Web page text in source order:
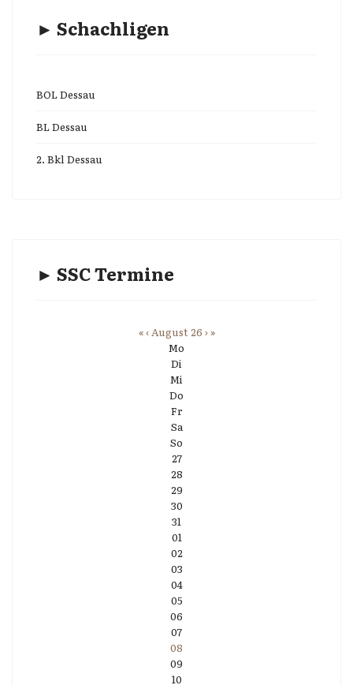
► Schachligen
BOL Dessau
BL Dessau
2. Bkl Dessau
► SSC Termine
«‹August 26 ›»
Mo
Di
Mi
Do
Fr
Sa
So
27
28
29
30
31
01
02
03
04
05
06
07
08
09
10